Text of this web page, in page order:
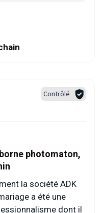
Contrôlé
photomaton,
la société ADK
a été une
dont il